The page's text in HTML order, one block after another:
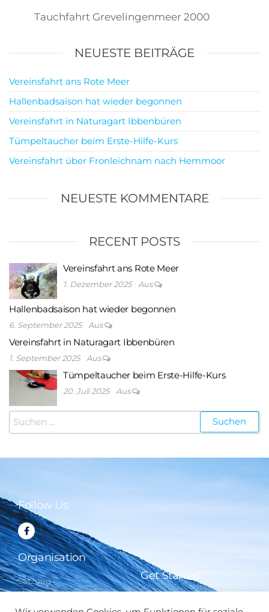
Tauchfahrt Grevelingenmeer 2000
NEUESTE BEITRÄGE
Vereinsfahrt ans Rote Meer
Hallenbadsaison hat wieder begonnen
Vereinsfahrt in Naturagart Ibbenbüren
Tümpeltaucher beim Erste-Hilfe-Kurs
Vereinsfahrt über Fronleichnam nach Hemmoor
NEUESTE KOMMENTARE
RECENT POSTS
Vereinsfahrt ans Rote Meer
1. Dezember 2025 Aus
Hallenbadsaison hat wieder begonnen
6. September 2025 Aus
Vereinsfahrt in Naturagart Ibbenbüren
1. September 2025 Aus
Tümpeltaucher beim Erste-Hilfe-Kurs
20. Juli 2025 Aus
Follow Us
Organisation
Satzung
Get Started